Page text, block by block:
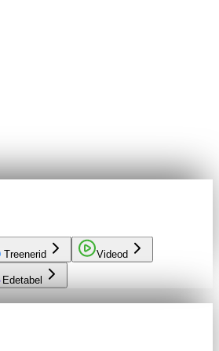
Treenerid Videod
Edetabel